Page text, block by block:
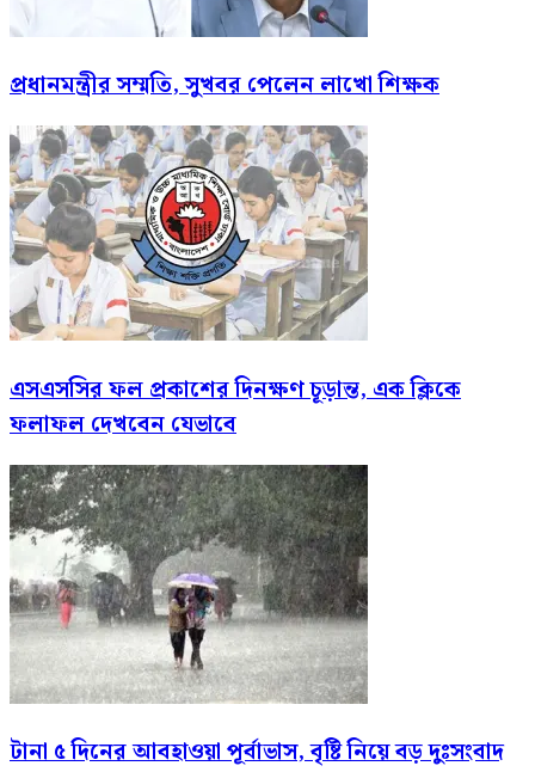
প্রধানমন্ত্রীর সম্মতি, সুখবর পেলেন লাখো শিক্ষক
এসএসসির ফল প্রকাশের দিনক্ষণ চূড়ান্ত, এক ক্লিকে
ফলাফল দেখবেন যেভাবে
টানা ৫ দিনের আবহাওয়া পূর্বাভাস, বৃষ্টি নিয়ে বড় দুঃসংবাদ